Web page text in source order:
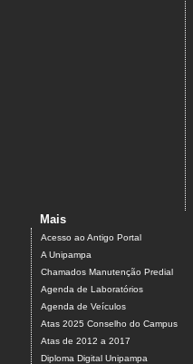
Mais
Acesso ao Antigo Portal
A Unipampa
Chamados Manutenção Predial
Agenda de Laboratórios
Agenda de Veículos
Atas 2025 Conselho do Campus
Atas de 2012 a 2017
Diploma Digital Unipampa